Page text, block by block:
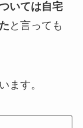
いては自宅
と言っても
ます。